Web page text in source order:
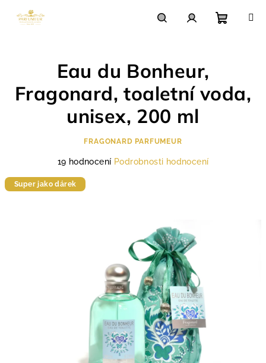
Eau du Bonheur,
Fragonard, toaletní voda,
unisex, 200 ml
FRAGONARD PARFUMEUR
Průměrné
produktu
19 hodnocení Podrobnosti hodnocení
Super jako dárek